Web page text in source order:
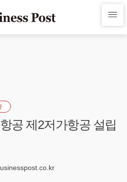
공 제2저가항공 설립